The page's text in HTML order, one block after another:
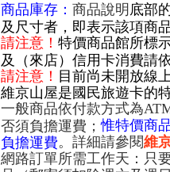
商品庫存： 商品說明 底部
及尺寸者，即表示該項商
請注意！ 特價商品館所標
及（來店）信用卡消費請
請注意！ 目前尚未開放線
維京山屋是國民旅遊卡的
一般商品依付款方式為
否須負擔運費；惟特價商
負擔運費。詳細請參閱維
網路訂單所需工作天：只